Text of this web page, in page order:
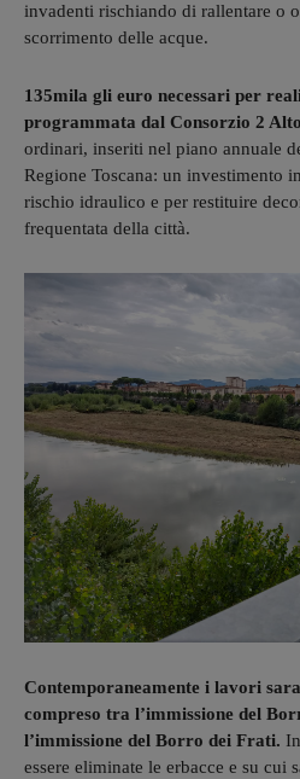
invadenti rischiando di rallentare o
scorrimento delle acque.
135mila gli euro necessari per
programmata dal Consorzio 2
ordinari, inseriti nel piano annuale
Regione Toscana: un investimento
rischio idraulico e per restituire
frequentata della città.
Contemporaneamente i lavori
compreso tra l’immissione del
l’immissione del Borro dei Frati.
essere eliminate le erbacce e su cui